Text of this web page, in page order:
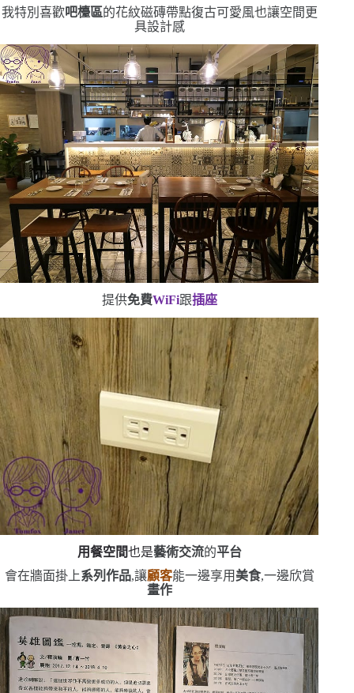
我特別喜歡吧檯區的花紋磁磚帶點復古可愛風也讓空間更
具設計感
提供免費WiFi跟插座
用餐空間也是藝術交流的平台
會在牆面掛上系列作品,讓顧客能一邊享用 美食,一邊欣賞
畫作